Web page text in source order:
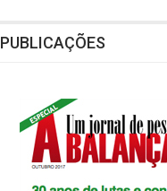
PUBLICAÇÕES